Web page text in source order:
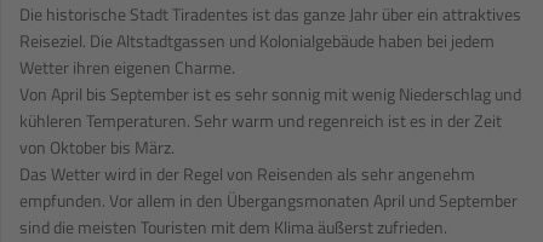
Die historische Stadt Tiradentes ist das ganze Jahr über ein attraktives
Reiseziel. Die Altstadtgassen und Kolonialgebäude haben bei jedem
Wetter ihren eigenen Charme.
Von April bis September ist es sehr sonnig mit wenig Niederschlag und
kühleren Temperaturen. Sehr warm und regenreich ist es in der Zeit
von Oktober bis März.
Das Wetter wird in der Regel von Reisenden als sehr angenehm
empfunden. Vor allem in den Übergangsmonaten April und September
sind die meisten Touristen mit dem Klima äußerst zufrieden.